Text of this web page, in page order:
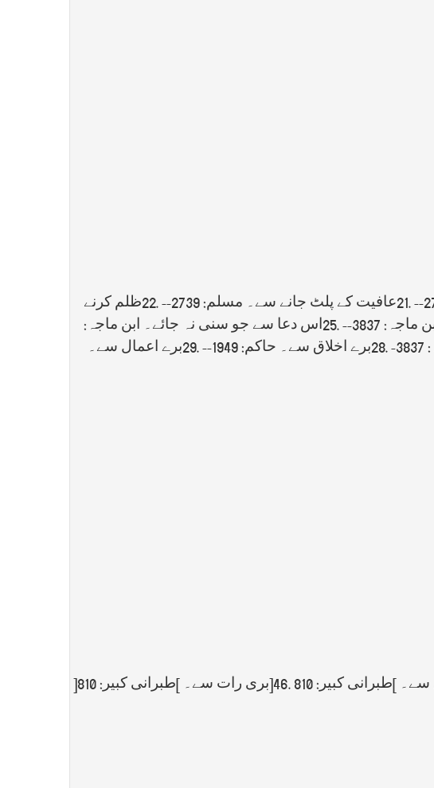
21.عافیت کے پلٹ جانے سے۔ مسلم: 2739-- 22.ظلم کرنے
3837--
25.اس دعا سے جو سنی نہ جائے۔ ابن ماجہ:
28.برے اخلاق سے۔ حاکم: 1949-- 29.برے اعمال سے۔
سے۔ [طبرانی کبیر: 810 ]46.بری رات سے۔ [طبرانی کبیر: 810 ]